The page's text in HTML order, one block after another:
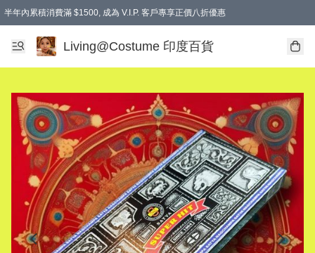
半年內累積消費滿 $1500, 成為 V.I.P. 客戶專享正價八折優惠
滿$600免本地運費
Living@Costume 印度百貨